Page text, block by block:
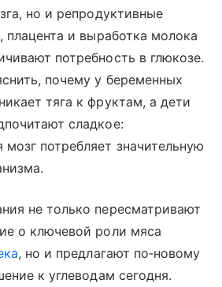
но и репродуктивные
плацента и выработка молока
потребность в глюкозе.
почему у беременных
тяга к фруктам, а дети
сладкое:
потребляет значительную
не только пересматривают
о ключевой роли мяса
, но и предлагают по‑новому
к углеводам сегодня.